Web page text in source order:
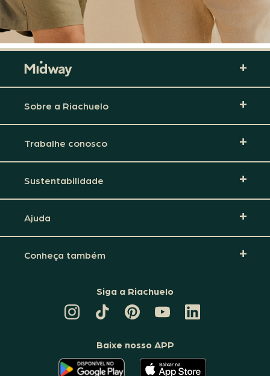
Sobre a Riachuelo
Trabalhe conosco
Sustentabilidade
Ajuda
Conheça também
Siga a Riachuelo
TIKTOK
DA
PINTEREST
DA
CANAL
DA
RIACHUELO
LINKEDIN
DA
Baixe nosso APP
O
APLICATIVO
O
APLICATIVO